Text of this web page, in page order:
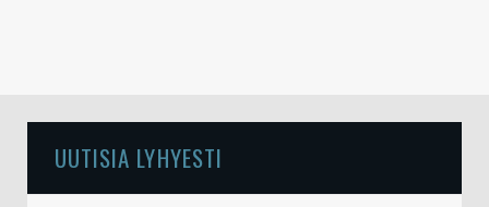
UUTISIA LYHYESTI